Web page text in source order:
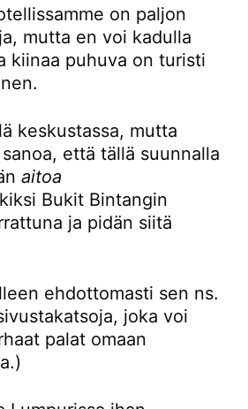
on paljon
mutta en voi kadulla
kiinaa puhuva on turisti
keskustassa, mutta
että tällä suunnalla
aitoa
Bukit Bintangin
ja pidän siitä
ehdottomasti sen ns.
joka voi
palat omaan